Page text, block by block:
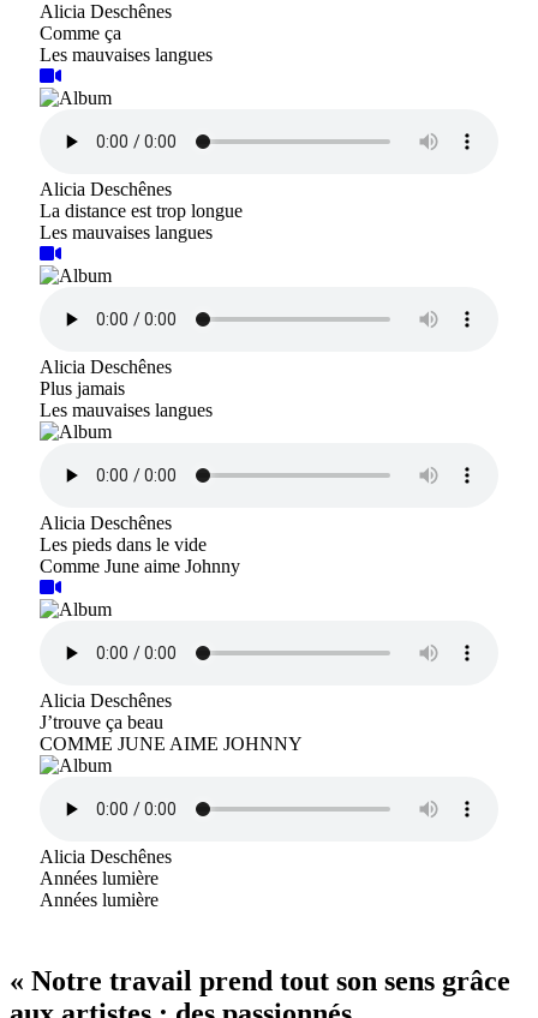
Alicia Deschênes
Comme ça
Les mauvaises langues
Alicia Deschênes
La distance est trop longue
Les mauvaises langues
Alicia Deschênes
Plus jamais
Les mauvaises langues
Alicia Deschênes
Les pieds dans le vide
Comme June aime Johnny
Alicia Deschênes
J’trouve ça beau
COMME JUNE AIME JOHNNY
Alicia Deschênes
Années lumière
Années lumière
« Notre travail prend tout son sens grâce